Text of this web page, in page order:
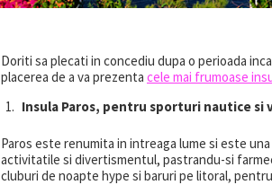
Doriti sa plecati in concediu dupa o perioada
placerea de a va prezenta cele mai frumoase
Insula Paros, pentru sporturi nautice
Paros este renumita in intreaga lume si este
activitatile si divertismentul, pastrandu-si
cluburi de noapte hype si baruri pe litoral,